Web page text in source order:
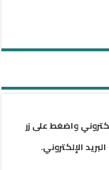
واضغط على زر
الإلكتروني.